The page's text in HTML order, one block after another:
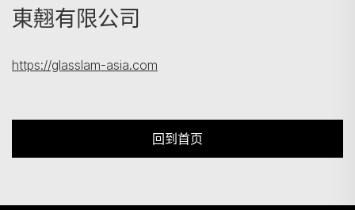
東翹有限公司
https://glasslam-asia.com
回到首页